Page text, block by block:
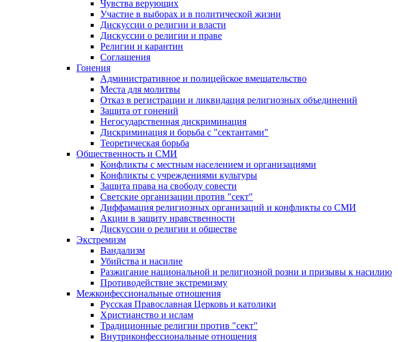
Чувства верующих
Участие в выборах и в политической жизни
Дискуссии о религии и власти
Дискуссии о религии и праве
Религии и карантин
Соглашения
Гонения
Административное и полицейское вмешательство
Места для молитвы
Отказ в регистрации и ликвидация религиозных объединений
Защита от гонений
Негосударственная дискриминация
Дискриминация и борьба с "сектантами"
Теоретическая борьба
Общественность и СМИ
Конфликты с местным населением и организациями
Конфликты с учреждениями культуры
Защита права на свободу совести
Светские организации против "сект"
Диффамация религиозных организаций и конфликты со СМИ
Акции в защиту нравственности
Дискуссии о религии и обществе
Экстремизм
Вандализм
Убийства и насилие
Разжигание национальной и религиозной розни и призывы к насилию
Противодействие экстремизму
Межконфессиональные отношения
Русская Православная Церковь и католики
Христианство и ислам
Традиционные религии против "сект"
Внутриконфессиональные отношения